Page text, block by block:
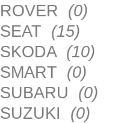
ROVER (0)
SEAT (15)
SKODA (10)
SMART (0)
SUBARU (0)
SUZUKI (0)